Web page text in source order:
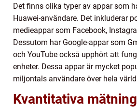
Det finns olika typer av appar som
Huawei-användare. Det inkluderar
medieappar som Facebook,
Dessutom har Google-appar som
och YouTube också upphört att
enheter. Dessa appar är mycket
miljontals användare över hela
Kvantitativa